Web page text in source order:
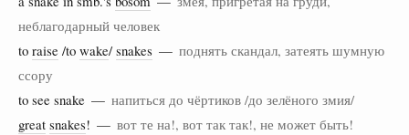
неблагодарный человек
to raise /to wake/ snakes — поднять скандал, затеять шумную
ссору
to see snake — напиться до чёртиков /до зелёного змия/
great snakes! — вот те на!, вот так так!, не может быть!